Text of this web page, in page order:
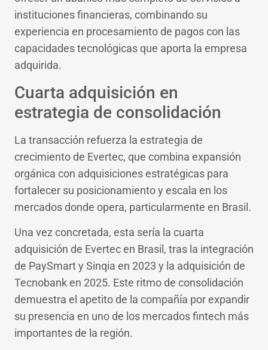
instituciones financieras, combinando su
experiencia en procesamiento de pagos con las
capacidades tecnológicas que aporta la empresa
adquirida.
Cuarta adquisición en
estrategia de consolidación
La transacción refuerza la estrategia de
crecimiento de Evertec, que combina expansión
orgánica con adquisiciones estratégicas para
fortalecer su posicionamiento y escala en los
mercados donde opera, particularmente en Brasil.
Una vez concretada, esta sería la cuarta
adquisición de Evertec en Brasil, tras la integración
de PaySmart y Sinqia en 2023 y la adquisición de
Tecnobank en 2025. Este ritmo de consolidación
demuestra el apetito de la compañía por expandir
su presencia en uno de los mercados fintech más
importantes de la región.